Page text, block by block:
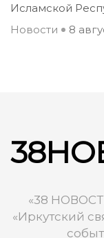
Исламской
Новости
8
«38
«Иркутский